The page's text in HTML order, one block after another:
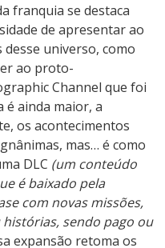
franquia se destaca
de apresentar ao
universo, como
ao proto-
Channel que foi
é ainda maior, a
os acontecimentos
mas… é como
DLC (um conteúdo
é baixado pela
com novas missões,
sendo pago ou
expansão retoma os